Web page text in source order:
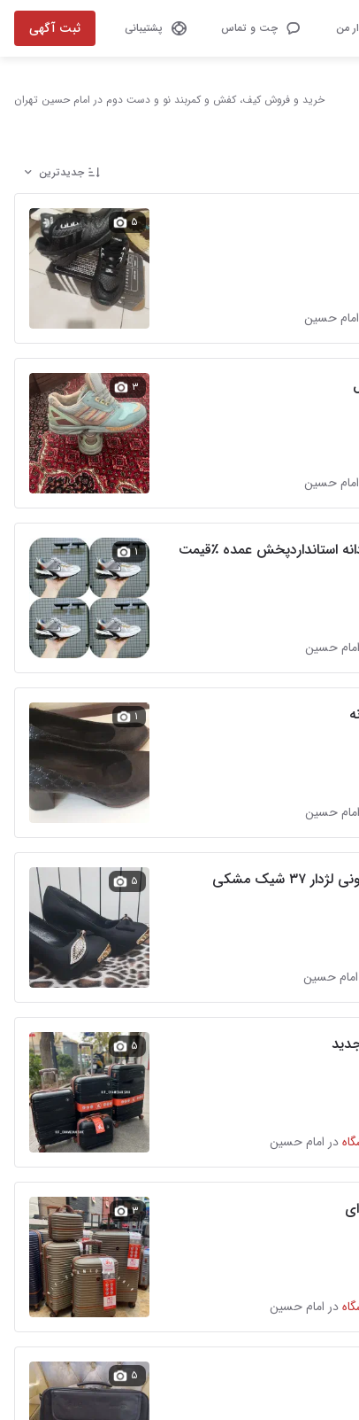
من چت و تماس پشتیبانی ثبت آگهی
خرید و فروش کیف، کفش و کمربند نو و دست دوم در امام حسین تهران
جدیدترین
۵
۳
استانداردپخش عمده ٪قیمت
۱
۱
شیک مشکی ۵
در امام حسین
۵
در امام حسین
۳
۵